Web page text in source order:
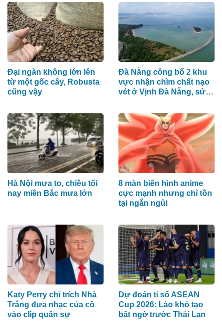
Đại ngàn không lớn lên
từ một gốc cây, Robusta
cũng vậy
Đà Nẵng công bố 2 khu
vực nhận chìm chất nạo
vét ở Vịnh Đà Nẵng, sức
Hà Nội mưa to, chiều tối
nay miền Bắc mưa lớn
8 màn biến hình anime
cực mạnh nhưng chỉ tồn
tại ngắn ngủi
Katy Perry chỉ trích Nhà
Trắng đưa nhạc của cô
vào clip quân sự
Dự đoán tỉ số ASEAN
Cup 2026: Lào khó tạo
bất ngờ trước Thái Lan